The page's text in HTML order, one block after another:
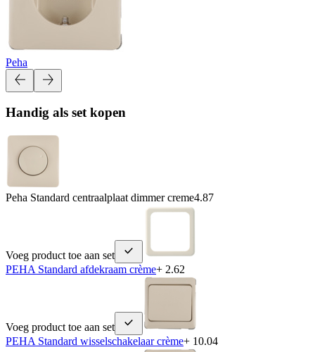
Peha
Handig als set kopen
Peha Standard centraalplaat dimmer creme4.87
Voeg product toe aan set
PEHA Standard afdekraam crème+ 2.62
Voeg product toe aan set
PEHA Standard wisselschakelaar crème+ 10.04